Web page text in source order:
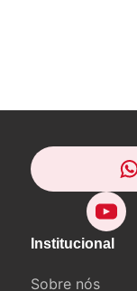
Institucional
Sobre nós